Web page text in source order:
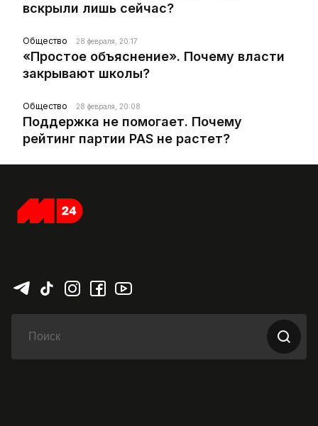
вскрыли лишь сейчас?
Общество 28 февраля, 20:17
«Простое объяснение». Почему власти
закрывают школы?
Общество 28 февраля, 20:08
Поддержка не помогает. Почему
рейтинг партии PAS не растет?